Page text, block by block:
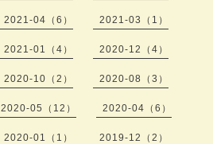
2021-04（6） 2021-03（1）
2021-01（4） 2020-12（4）
2020-10（2） 2020-08（3）
2020-05（12） 2020-04（6）
2020-01（1） 2019-12（2）